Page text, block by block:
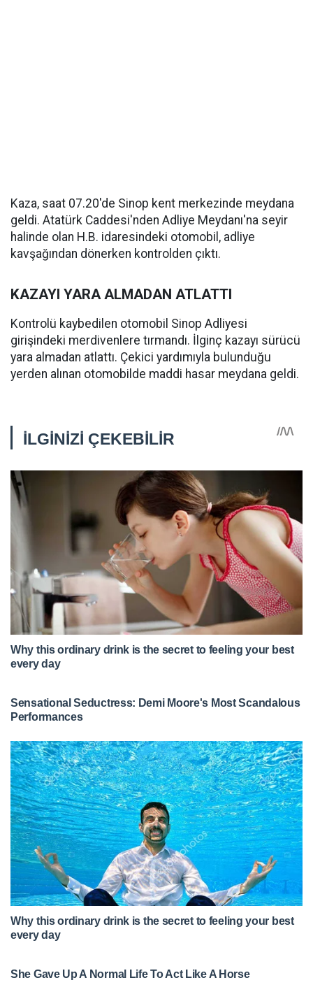
Kaza, saat 07.20'de Sinop kent merkezinde meydana
geldi. Atatürk Caddesi'nden Adliye Meydanı'na seyir
halinde olan H.B. idaresindeki otomobil, adliye
kavşağından dönerken kontrolden çıktı.
KAZAYI YARA ALMADAN ATLATTI
Kontrolü kaybedilen otomobil Sinop Adliyesi
girişindeki merdivenlere tırmandı. İlginç kazayı sürücü
yara almadan atlattı. Çekici yardımıyla bulunduğu
yerden alınan otomobilde maddi hasar meydana geldi.